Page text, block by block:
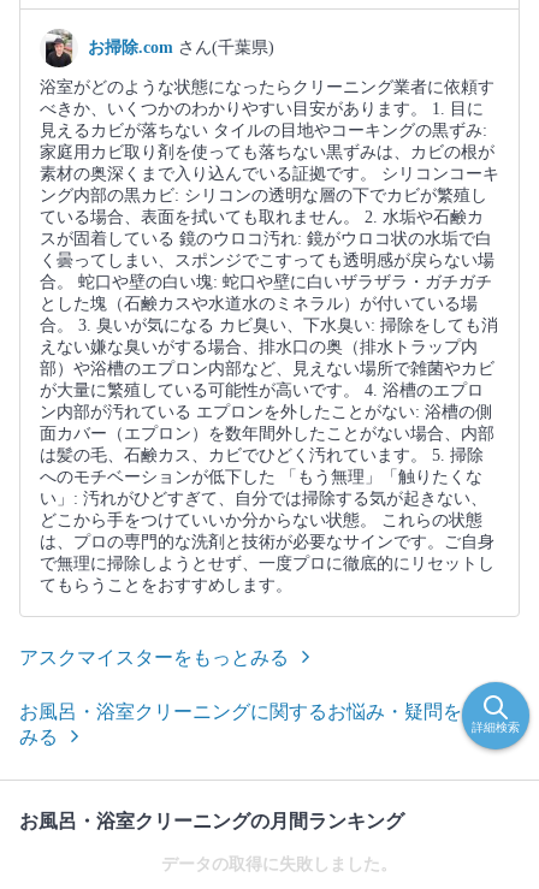
お掃除.com さん(千葉県)
浴室がどのような状態になったらクリーニング業者に依頼す
べきか、いくつかのわかりやすい目安があります。 1. 目に
見えるカビが落ちない タイルの目地やコーキングの黒ずみ:
家庭用カビ取り剤を使っても落ちない黒ずみは、カビの根が
素材の奥深くまで入り込んでいる証拠です。 シリコンコーキ
ング内部の黒カビ: シリコンの透明な層の下でカビが繁殖し
ている場合、表面を拭いても取れません。 2. 水垢や石鹸カ
スが固着している 鏡のウロコ汚れ: 鏡がウロコ状の水垢で白
く曇ってしまい、スポンジでこすっても透明感が戻らない場
合。 蛇口や壁の白い塊: 蛇口や壁に白いザラザラ・ガチガチ
とした塊（石鹸カスや水道水のミネラル）が付いている場
合。 3. 臭いが気になる カビ臭い、下水臭い: 掃除をしても消
えない嫌な臭いがする場合、排水口の奥（排水トラップ内
部）や浴槽のエプロン内部など、見えない場所で雑菌やカビ
が大量に繁殖している可能性が高いです。 4. 浴槽のエプロ
ン内部が汚れている エプロンを外したことがない: 浴槽の側
面カバー（エプロン）を数年間外したことがない場合、内部
は髪の毛、石鹸カス、カビでひどく汚れています。 5. 掃除
へのモチベーションが低下した 「もう無理」「触りたくな
い」: 汚れがひどすぎて、自分では掃除する気が起きない、
どこから手をつけていいか分からない状態。 これらの状態
は、プロの専門的な洗剤と技術が必要なサインです。ご自身
で無理に掃除しようとせず、一度プロに徹底的にリセットし
てもらうことをおすすめします。
アスクマイスターをもっとみる
お風呂・浴室クリーニングに関するお悩み・疑問をもっと
みる
お風呂・浴室クリーニングの月間ランキング
データの取得に失敗しました。
詳細検索